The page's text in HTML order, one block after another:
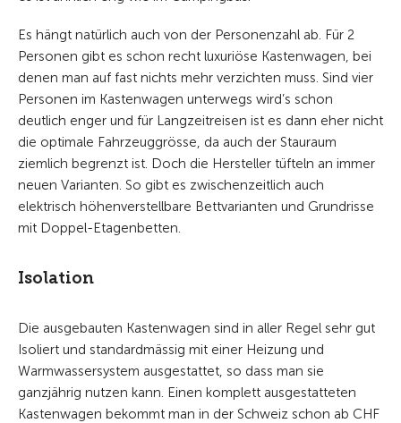
Es hängt natürlich auch von der Personenzahl ab. Für 2
Personen gibt es schon recht luxuriöse Kastenwagen, bei
denen man auf fast nichts mehr verzichten muss. Sind vier
Personen im Kastenwagen unterwegs wird’s schon
deutlich enger und für Langzeitreisen ist es dann eher nicht
die optimale Fahrzeuggrösse, da auch der Stauraum
ziemlich begrenzt ist. Doch die Hersteller tüfteln an immer
neuen Varianten. So gibt es zwischenzeitlich auch
elektrisch höhenverstellbare Bettvarianten und Grundrisse
mit Doppel-Etagenbetten.
Isolation
Die ausgebauten Kastenwagen sind in aller Regel sehr gut
Isoliert und standardmässig mit einer Heizung und
Warmwassersystem ausgestattet, so dass man sie
ganzjährig nutzen kann. Einen komplett ausgestatteten
Kastenwagen bekommt man in der Schweiz schon ab CHF